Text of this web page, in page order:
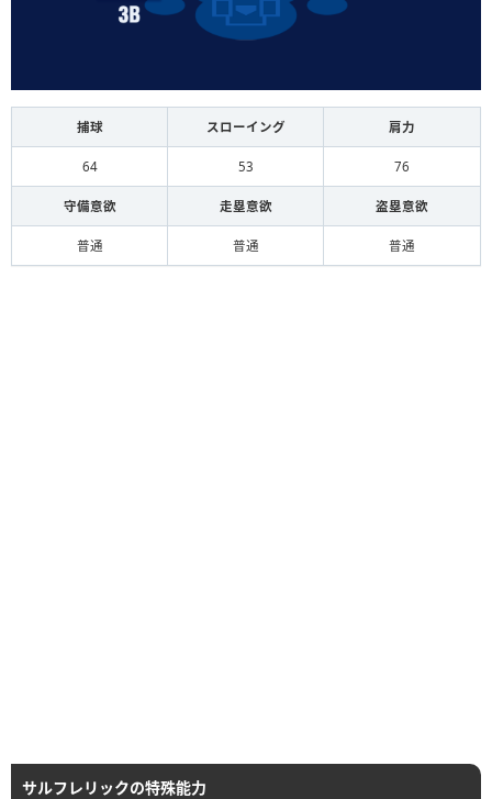
捕球 スローイング 肩力
64 53 76
守備意欲 走塁意欲 盗塁意欲
普通 普通 普通
サルフレリックの特殊能力